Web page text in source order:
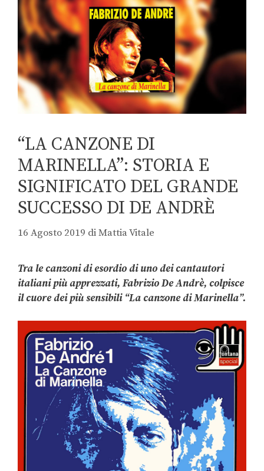
“LA CANZONE DI
MARINELLA”: STORIA E
SIGNIFICATO DEL GRANDE
SUCCESSO DI DE ANDRÈ
16 Agosto 2019 diMattia Vitale
Tra le canzoni di esordio di uno dei cantautori
italiani più apprezzati, Fabrizio De Andrè, colpisce
il cuore dei più sensibili “La canzone di Marinella”.